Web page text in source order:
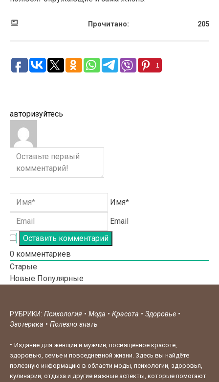
Прочитано: 205
1
авторизуйтесь
Имя*
Email
0 комментариев
Старые
Новые Популярные
РУБРИКИ: Психология • Мода • Красота • Здоровье •
Эзотерика • Полезно знать
• Издание для женщин и мужчин, посвящённое красоте,
здоровью, семье и повседневной жизни. Здесь вы найдёте
полезную информацию в области моды, психологии, здоровья,
кулинарии, отдыха и другие важные аспекты, которые помогают